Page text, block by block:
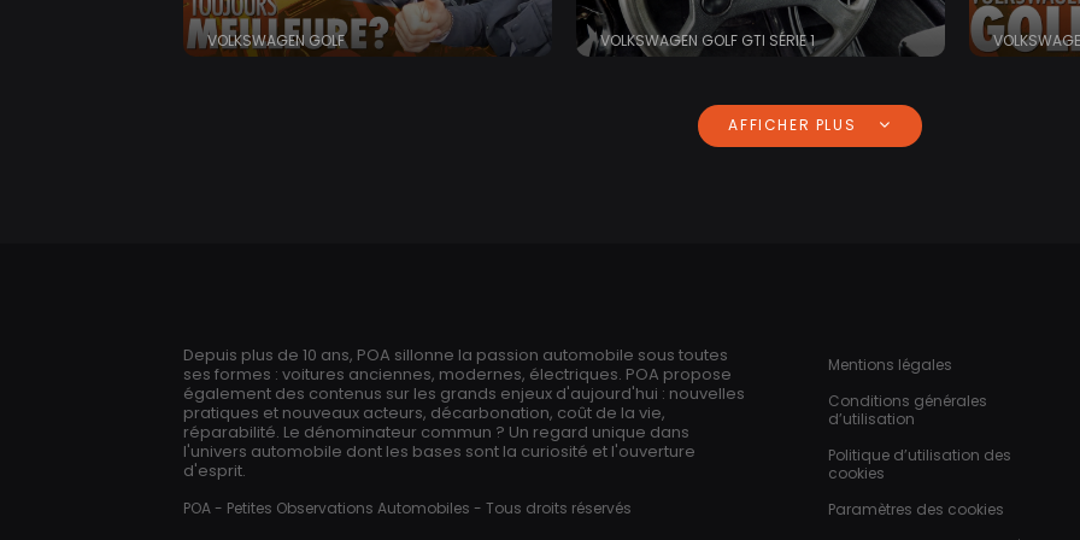
VOLKSWAGEN GOLF VOLKSWAGEN GOLF GTI SÉRIE 1
AFFICHER PLUS
Depuis plus de 10 ans, POA sillonne la passion automobile sous toutes
ses formes : voitures anciennes, modernes, électriques. POA propose
également des contenus sur les grands enjeux d'aujourd'hui : nouvelles
pratiques et nouveaux acteurs, décarbonation, coût de la vie,
réparabilité. Le dénominateur commun ? Un regard unique dans
l'univers automobile dont les bases sont la curiosité et l'ouverture
d'esprit.
POA - Petites Observations Automobiles - Tous droits réservés
Pied de page
Mentions légales
Conditions générales
d’utilisation
Politique d’utilisation des
cookies
Paramètres des cookies